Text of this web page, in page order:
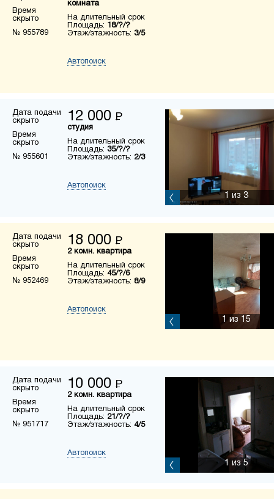
Время
скрыто
№ 955789
комната
На длительный срок
Площадь: 18/?/?
Этаж/этажность: 3/5
Автопоиск
Дата подачи
скрыто
Время
скрыто
№ 955601
12 000 Р
студия
На длительный срок
Площадь: 35/?/?
Этаж/этажность: 2/3
Автопоиск
1 из 3
Дата подачи
скрыто
Время
скрыто
№ 952469
18 000 Р
2 комн. квартира
На длительный срок
Площадь: 45/?/6
Этаж/этажность: 8/9
Автопоиск
1 из 15
Дата подачи
скрыто
Время
скрыто
№ 951717
10 000 Р
2 комн. квартира
На длительный срок
Площадь: 21/?/?
Этаж/этажность: 4/5
Автопоиск
1 из 5